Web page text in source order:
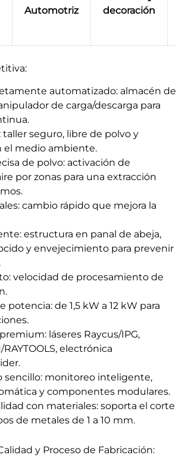
Automotriz
decoración
automatizado: almacén de
de carga/descarga para
taller seguro, libre de polvo y
el medio ambiente.
de polvo: activación de
por zonas para una extracción
cambio rápido que mejora la
estructura en panal de abeja,
y envejecimiento para prevenir
velocidad de procesamiento de
potencia: de 1,5 kW a 12 kW para
láseres Raycus/IPG,
electrónica
sencillo: monitoreo inteligente,
y componentes modulares.
con materiales: soporta el corte
de metales de 1 a 10 mm.
y Proceso de Fabricación: